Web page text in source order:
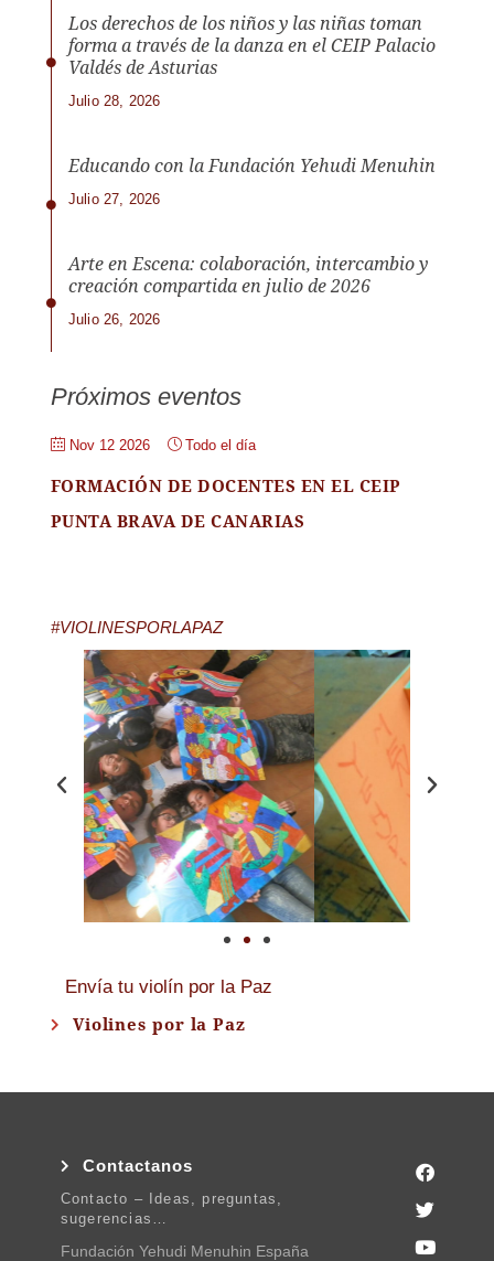
Los derechos de los niños y las niñas toman
forma a través de la danza en el CEIP Palacio
Valdés de Asturias
Julio 28, 2026
Educando con la Fundación Yehudi Menuhin
Julio 27, 2026
Arte en Escena: colaboración, intercambio y
creación compartida en julio de 2026
Julio 26, 2026
Próximos eventos
Nov 12 2026 Todo el día
FORMACIÓN DE DOCENTES EN EL CEIP
PUNTA BRAVA DE CANARIAS
#VIOLINESPORLAPAZ
Envía tu violín por la Paz
Violines por la Paz
Contactanos
Contacto – Ideas, preguntas,
sugerencias…
Fundación Yehudi Menuhin España